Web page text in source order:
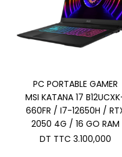
PC PORTABLE GAMER
MSI KATANA 17
660FR / I7-12650H /
2050 4G / 16 GO RAM
DT TTC 3.100,000